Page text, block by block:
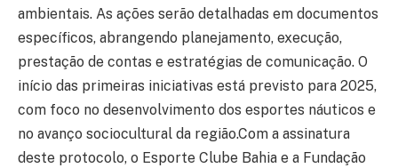
ambientais. As ações serão detalhadas em documentos
específicos, abrangendo planejamento, execução,
prestação de contas e estratégias de comunicação. O
início das primeiras iniciativas está previsto para 2025,
com foco no desenvolvimento dos esportes náuticos e
no avanço sociocultural da região.Com a assinatura
deste protocolo, o Esporte Clube Bahia e a Fundação